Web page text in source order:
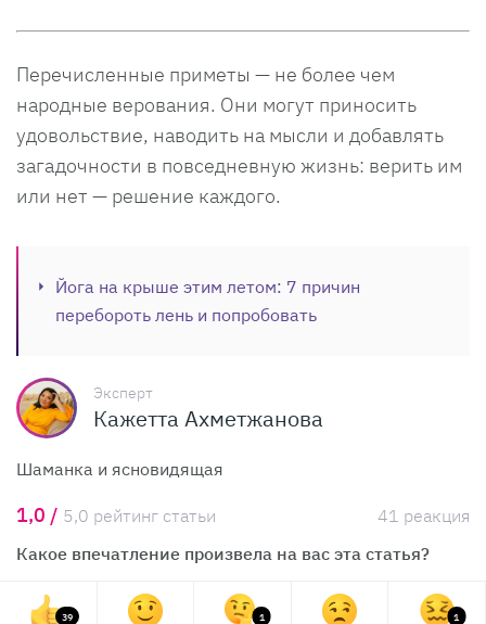
Перечисленные приметы — не более чем
народные верования. Они могут приносить
удовольствие, наводить на мысли и добавлять
загадочности в повседневную жизнь: верить им
или нет — решение каждого.
Йога на крыше этим летом: 7 причин
перебороть лень и попробовать
Эксперт
Кажетта Ахметжанова
Шаманка и ясновидящая
1,0 / 5,0 рейтинг статьи
41 реакция
Какое впечатление произвела на вас эта статья?
39 1 1